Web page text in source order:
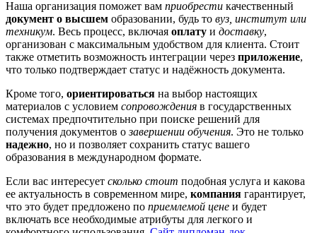
Наша организация поможет вам приобрести качественный
документ о высшем образовании, будь то вуз, институт или
техникум. Весь процесс, включая оплату и доставку,
организован с максимальным удобством для клиента. Стоит
также отметить возможность интеграции через приложение,
что только подтверждает статус и надёжность документа.
Кроме того, ориентироваться на выбор настоящих
материалов с условием сопровождения в государственных
системах предпочтительно при поиске решений для
получения документов озавершении обучения. Это не только
надежно, но и позволяет сохранить статус вашего
образования в международном формате.
Если вас интересует сколько стоит подобная услуга и какова
ее актуальность в современном мире, компания гарантирует,
что это будет предложено по приемлемой цене и будет
включать все необходимые атрибуты для легкого и